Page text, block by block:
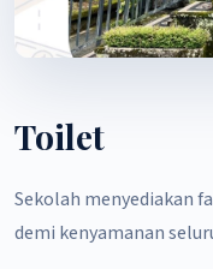
Toilet
Sekolah menyediakan
demi kenyamanan